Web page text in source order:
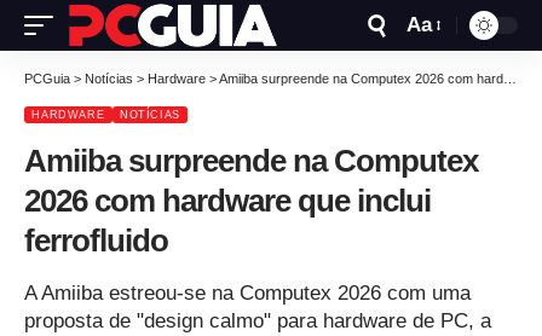
Aa
PCGuia > Notícias > Hardware >Amiiba surpreende na Computex 2026 com hardware que inclui ferrofluido
HARDWARE NOTÍCIAS
Amiiba surpreende na Computex
2026 com hardware que inclui
ferrofluido
A Amiiba estreou-se na Computex 2026 com uma
proposta de "design calmo" para hardware de PC, a